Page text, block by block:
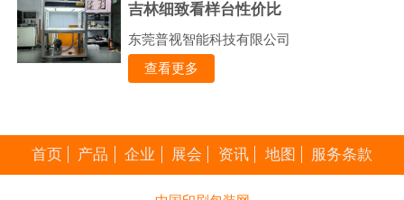
吉林细致看样台性价比
东莞普视智能科技有限公司
查看更多
首页 产品 企业 展会 资讯 地图 服务条款